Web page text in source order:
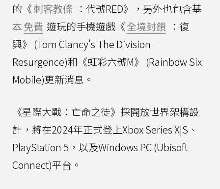
的《刺客教條 ：代號RED》，另外也包含基
本免費 遊玩的手機遊戲《全境封鎖 ：復
興》 (Tom Clancy's The Division
Resurgence)和《虹彩六號M》 (Rainbow Six
Mobile)更新消息。
《星際大戰：亡命之徒》採開放世界架構設
計，將在2024年正式登上Xbox Series X|S、
PlayStation 5，以及Windows PC (Ubisoft
Connect)平台。